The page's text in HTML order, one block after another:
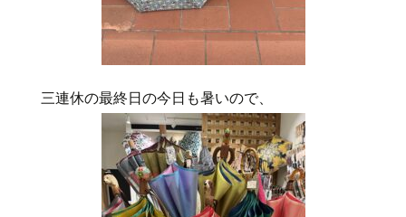
三連休の最終日の今日も暑いので、